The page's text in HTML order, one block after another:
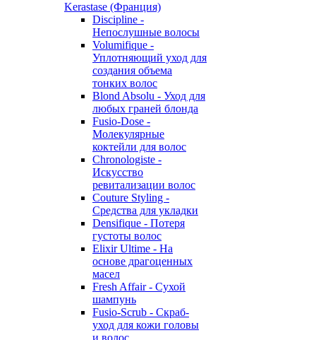
Kerastase (Франция)
Discipline -
Непослушные волосы
Volumifique -
Уплотняющий уход для
создания объема
тонких волос
Blond Absolu - Уход для
любых граней блонда
Fusio-Dose -
Молекулярные
коктейли для волос
Chronologiste -
Искусство
ревитализации волос
Couture Styling -
Средства для укладки
Densifique - Потеря
густоты волос
Elixir Ultime - На
основе драгоценных
масел
Fresh Affair - Сухой
шампунь
Fusio-Scrub - Скраб-
уход для кожи головы
и волос